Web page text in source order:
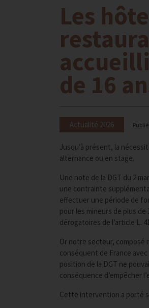
Les
de 16
Actualité 2026
Jusqu’à présent, la
alternance ou en stage.
Une note de la DGT du 2
une contrainte
effectuer une période de
pour les mineurs de plus
dérogatoires de l’article L.
Or notre secteur, composé
conséquent de France
position de la DGT ne
conséquence d’empêcher
Cette intervention a porté